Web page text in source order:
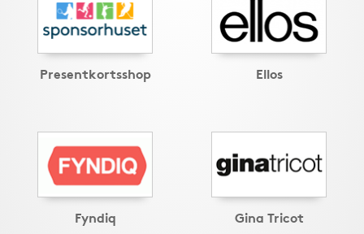
Presentkortsshop Ellos
Fyndiq Gina Tricot